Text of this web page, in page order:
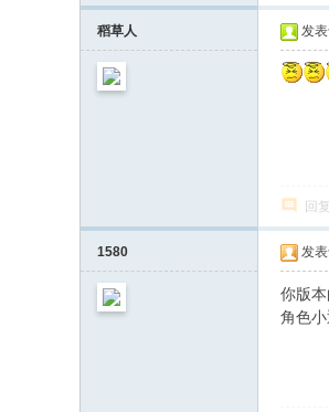
稻草人 发
回复
1580 发
你版
角色